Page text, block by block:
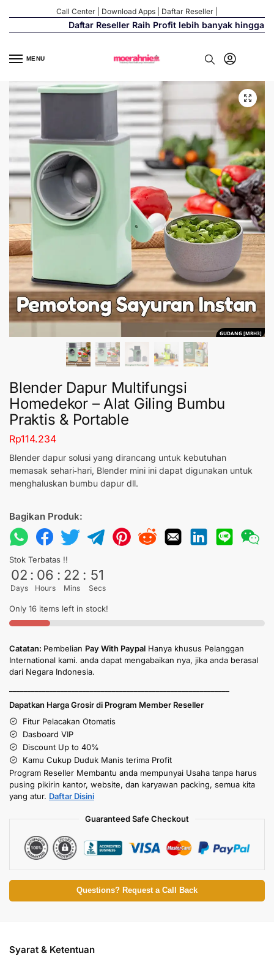
Call Center Download Apps Daftar Reseller
Daftar Reseller Raih Profit lebih banyak hingga
MENU
GUDANG [MRH3]
Blender Dapur Multifungsi
Homedekor – Alat Giling Bumbu
Praktis & Portable
Rp114.234
Blender dapur solusi yang dirancang untuk kebutuhan
memasak sehari‑hari, Blender mini ini dapat digunakan untuk
menghaluskan bumbu dapur dll.
Bagikan Produk:
Stok Terbatas !!
02
Days
: 06
Hours
: 22
Mins
: 50
Secs
Only 16 items left in stock!
Catatan: Pembelian Pay With Paypal Hanya khusus Pelanggan
International kami. anda dapat mengabaikan nya, jika anda berasal
dari Negara Indonesia.
Dapatkan Harga Grosir di Program Member Reseller
Fitur Pelacakan Otomatis
Dasboard VIP
Discount Up to 40%
Kamu Cukup Duduk Manis terima Profit
Program Reseller Membantu anda mempunyai Usaha tanpa harus
pusing pikirin kantor, website, dan karyawan packing, semua kita
yang atur. Daftar Disini
Guaranteed Safe Checkout
Questions? Request a Call Back
Syarat & Ketentuan